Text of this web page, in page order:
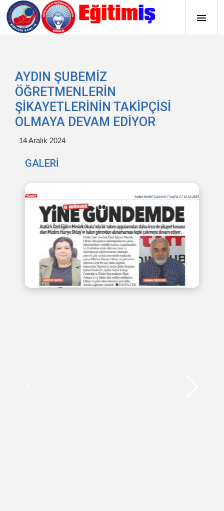
AYDIN ŞUBEMİZ
ÖĞRETMENLERİN
ŞİKAYETLERİNİN TAKİPÇİSİ
OLMAYA DEVAM EDİYOR
14 Aralık 2024
GALERİ